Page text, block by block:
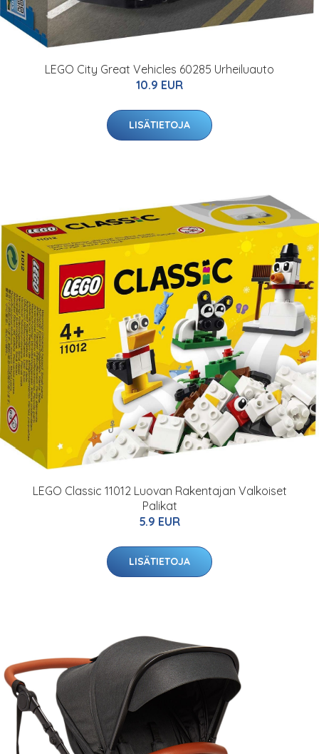
LEGO City Great Vehicles 60285 Urheiluauto
10.9 EUR
LISÄTIETOJA
LEGO Classic 11012 Luovan Rakentajan Valkoiset
Palikat
5.9 EUR
LISÄTIETOJA